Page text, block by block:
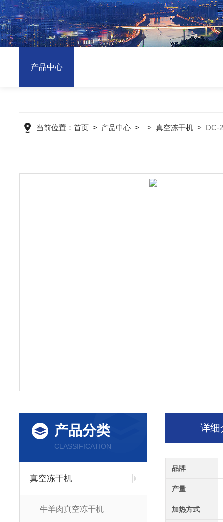
产品中心
当前位置： 首页 > 产品中心 > > 真空冻干机 > DC-
产品分类
CLASSIFICATION
真空冻干机
牛羊肉真空冻干机
详细
品牌
产量
加热方式